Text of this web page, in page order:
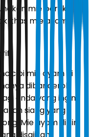
mie berukuran
khas mie ayam
mie ayam di
dibanderol
anda yang ingin
siang yang
Mie ayam di sini